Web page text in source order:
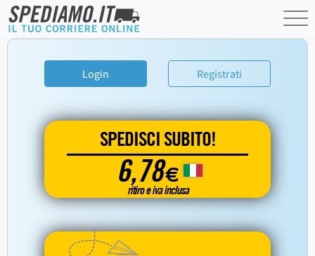
Login Registrati
SPEDISCI SUBITO!
6,78€
ritiro e iva inclusa